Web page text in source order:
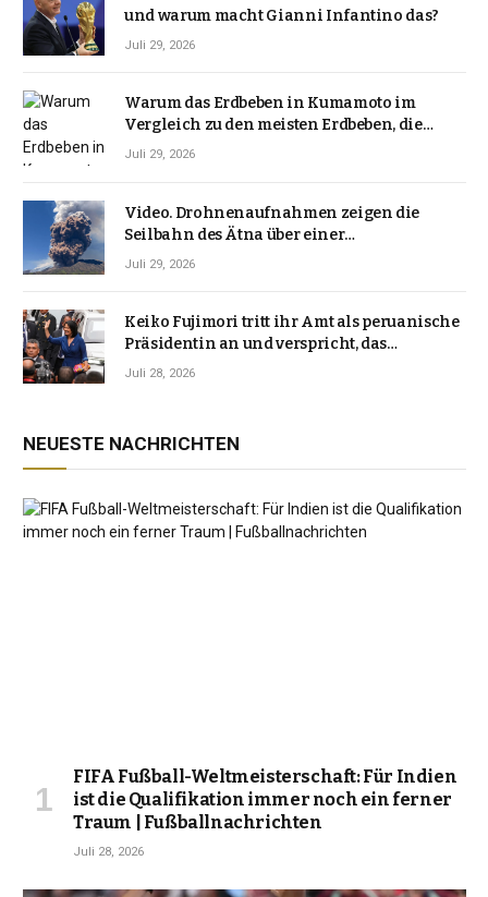
und warum macht Gianni Infantino das?
Juli 29, 2026
Warum das Erdbeben in Kumamoto im
Vergleich zu den meisten Erdbeben, die
Japan erschütterten, ungewöhnlich ist
Juli 29, 2026
Video. Drohnenaufnahmen zeigen die
Seilbahn des Ätna über einer
Vulkanlandschaft
Juli 29, 2026
Keiko Fujimori tritt ihr Amt als peruanische
Präsidentin an und verspricht, das
Jahrzehnt der Instabilität zu beenden
Juli 28, 2026
NEUESTE NACHRICHTEN
FIFA Fußball-Weltmeisterschaft: Für Indien
ist die Qualifikation immer noch ein ferner
Traum | Fußballnachrichten
Juli 28, 2026